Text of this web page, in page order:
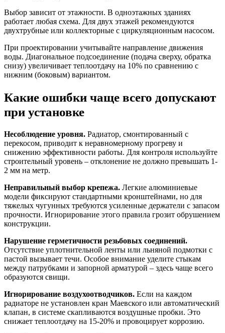
Выбор зависит от этажности. В одноэтажных зданиях
работает любая схема. Для двух этажей рекомендуются
двухтрубные или коллекторные с циркуляционным насосом.
При проектировании учитывайте направление движения
воды. Диагональное подсоединение (подача сверху, обратка
снизу) увеличивает теплоотдачу на 10% по сравнению с
нижним (боковым) вариантом.
Какие ошибки чаще всего допускают
при установке
Несоблюдение уровня. Радиатор, смонтированный с
перекосом, приводит к неравномерному прогреву и
снижению эффективности работы. Для контроля используйте
строительный уровень – отклонение не должно превышать 1-
2 мм на метр.
Неправильный выбор крепежа. Легкие алюминиевые
модели фиксируют стандартными кронштейнами, но для
тяжелых чугунных требуются усиленные держатели с запасом
прочности. Игнорирование этого правила грозит обрушением
конструкции.
Нарушение герметичности резьбовых соединений.
Отсутствие уплотнительной ленты или льняной подмотки с
пастой вызывает течи. Особое внимание уделите стыкам
между патрубками и запорной арматурой – здесь чаще всего
образуются свищи.
Игнорирование воздухоотводчиков. Если на каждом
радиаторе не установлен кран Маевского или автоматический
клапан, в системе скапливаются воздушные пробки. Это
снижает теплоотдачу на 15-20% и провоцирует коррозию.